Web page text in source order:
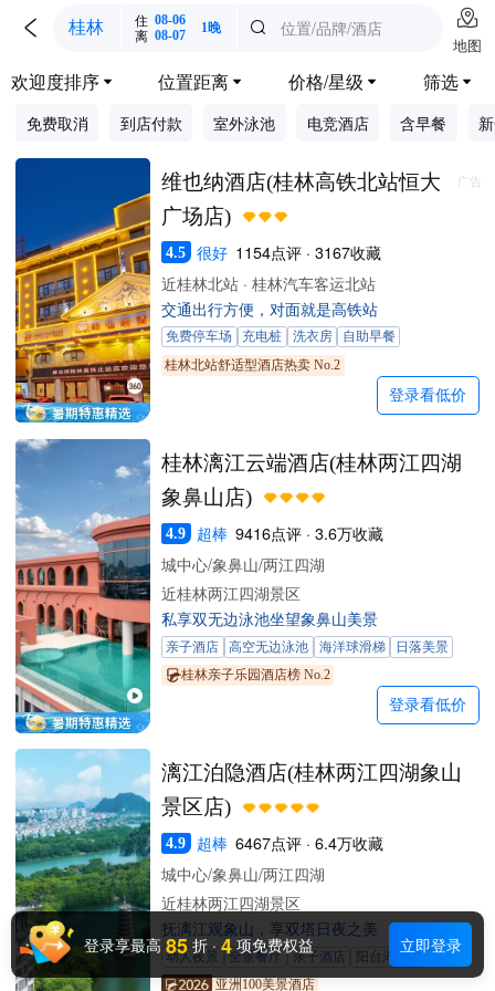
 桂林 住 08-06
离 08-07 1晚  位置/品牌/酒店 
地图
欢迎度排序 位置距离  价格/星级  筛选 
免费取消 到店付款 室外泳池 电竞酒店 含早餐
维也纳酒店(桂林高铁北站恒大
广场店)
广告
4.5 很好 1154点评 · 3167收藏
近桂林北站 · 桂林汽车客运北站
交通出行方便，对面就是高铁站
免费停车场 充电桩 洗衣房
自助早餐
桂林北站舒适型酒店热卖 No.2
登录看低价
桂林漓江云端酒店(桂林两江四湖
象鼻山店)
4.9 超棒 9416点评 · 3.6万收藏
城中心/象鼻山/两江四湖
近桂林两江四湖景区
私享双无边泳池坐望象鼻山美景
亲子酒店 高空无边泳池 海洋球滑梯
日落美景
桂林亲子乐园酒店榜 No.2
登录看低价
漓江泊隐酒店(桂林两江四湖象山
景区店)
4.9 超棒 6467点评 · 6.4万收藏
城中心/象鼻山/两江四湖
近桂林两江四湖景区
抚漓江观象山，享双塔日夜之美
动人夜景 全景餐厅 亲子酒店
阳台湖景房
亚洲100美景酒店
登录享最高 85 折 · 4 项免费权益 立即登录